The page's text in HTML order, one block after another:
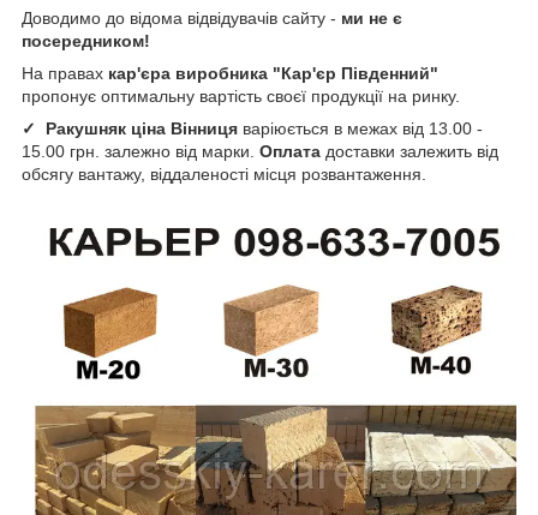
Доводимо до відома відвідувачів сайту - ми не є
посередником!
На правах кар'єра виробника "Кар'єр Південний"
пропонує оптимальну вартість своєї продукції на ринку.
✓
Ракушняк ціна Вінниця варіюється в межах від 13.00 -
15.00 грн. залежно від марки. Оплата доставки залежить від
обсягу вантажу, віддаленості місця розвантаження.